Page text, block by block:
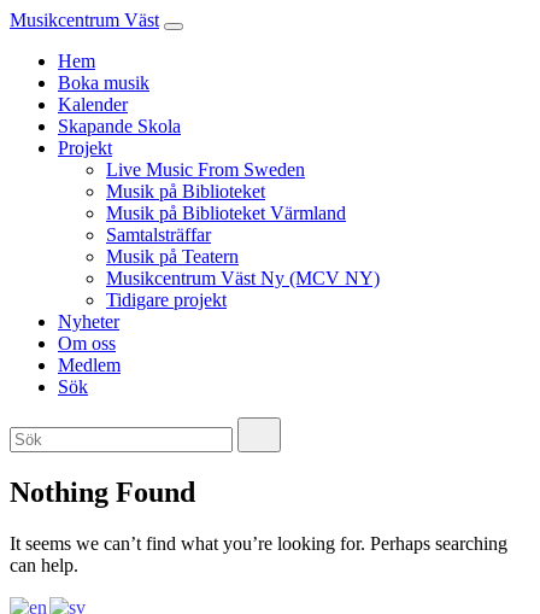
Musikcentrum Väst
Hem
Boka musik
Kalender
Skapande Skola
Projekt
Live Music From Sweden
Musik på Biblioteket
Musik på Biblioteket Värmland
Samtalsträffar
Musik på Teatern
Musikcentrum Väst Ny (MCV NY)
Tidigare projekt
Nyheter
Om oss
Medlem
Sök
Nothing Found
It seems we can’t find what you’re looking for. Perhaps searching
can help.